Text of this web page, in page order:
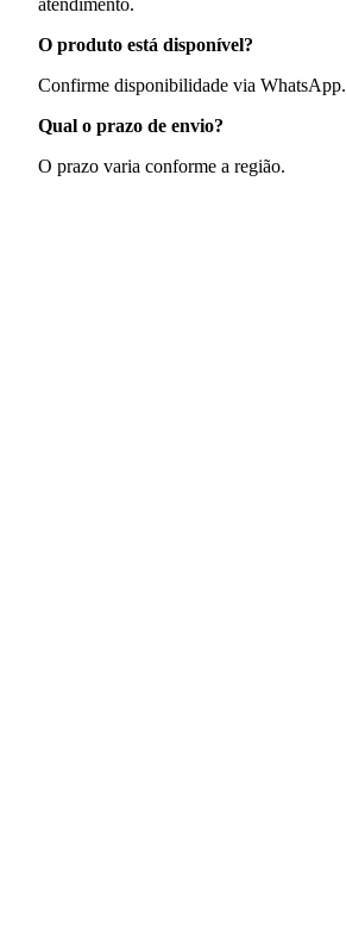
O produto está disponível?
Confirme disponibilidade via WhatsApp.
Qual o prazo de envio?
O prazo varia conforme a região.